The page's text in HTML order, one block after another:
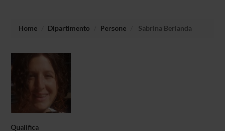
Home Dipartimento Persone Sabrina Berlanda
Qualifica